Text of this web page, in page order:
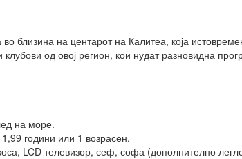
близина на центарот на Калитеа, која
од овој регион, кои нудат разновидна
на море.
години или 1 возрасен.
LCD телевизор, сеф, софа (дополнително